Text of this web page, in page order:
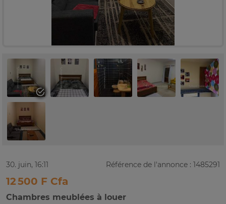
30. juin, 16:11 Référence de l'annonce : 1485291
12 500 F Cfa
Chambres meublées à louer